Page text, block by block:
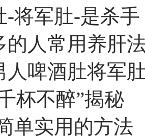
-将军肚-是杀手
的人常用养肝
人啤酒肚将军
杯不醉”揭秘
单实用的方法